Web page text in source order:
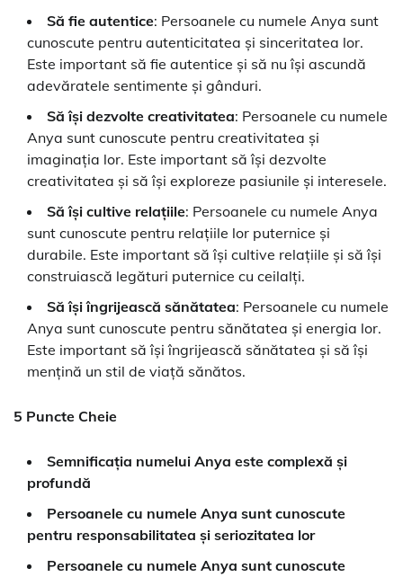
Să fie autentice: Persoanele cu numele Anya sunt
cunoscute pentru autenticitatea și sinceritatea lor.
Este important să fie autentice și să nu își ascundă
adevăratele sentimente și gânduri.
Să își dezvolte creativitatea: Persoanele cu numele
Anya sunt cunoscute pentru creativitatea și
imaginația lor. Este important să își dezvolte
creativitatea și să își exploreze pasiunile și interesele.
Să își cultive relațiile: Persoanele cu numele Anya
sunt cunoscute pentru relațiile lor puternice și
durabile. Este important să își cultive relațiile și să își
construiască legături puternice cu ceilalți.
Să își îngrijească sănătatea: Persoanele cu numele
Anya sunt cunoscute pentru sănătatea și energia lor.
Este important să își îngrijească sănătatea și să își
mențină un stil de viață sănătos.
5 Puncte Cheie
Semnificația numelui Anya este complexă și
profundă
Persoanele cu numele Anya sunt cunoscute
pentru responsabilitatea și seriozitatea lor
Persoanele cu numele Anya sunt cunoscute